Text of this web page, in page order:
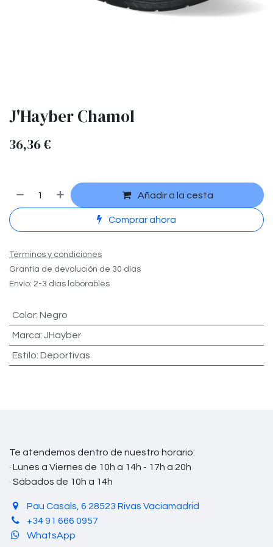
J'Hayber Chamol
36,36€
Añadir a la cesta
Comprar ahora
Términos y condiciones
Grantía de devolución de 30 días
Envío: 2-3 días laborables
Color: Negro
Marca: JHayber
Estilo: Deportivas
Te atendemos dentro de nuestro horario:
· Lunes a Viernes de 10h a 14h - 17h a 20h
· Sábados de 10h a 14h
Pau Casals, 6 28523 Rivas Vaciamadrid
+34 91 666 0957
WhatsApp